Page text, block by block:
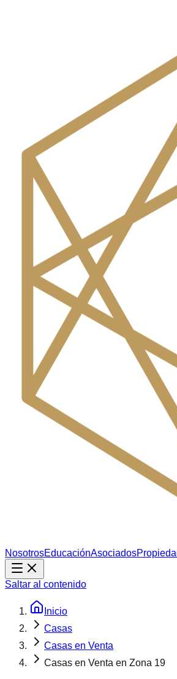
NosotrosEducaciónAsociados
Saltar al contenido
Inicio
Casas
Casas en Venta
Casas en Venta en Zona 19